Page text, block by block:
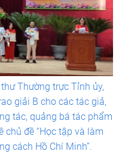
Thường trực Tỉnh ủy,
giải B cho các tác giả,
tác, quảng bá tác phẩm
chủ đề “Học tập và làm
cách Hồ Chí Minh”.